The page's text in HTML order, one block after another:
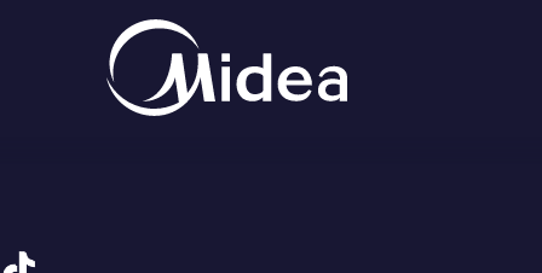
tiktok